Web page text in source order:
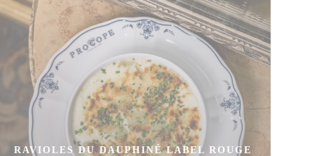
RAVIOLES DU DAUPHINÉ LABEL ROUGE